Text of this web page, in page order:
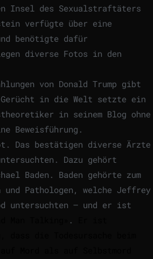
Insel des Sexualstraftäters
verfügte über eine
benötigte dafür
diverse Fotos in den
von Donald Trump gibt
Gerücht in die Welt setzte ein
in seinem Blog ohne
Beweisführung.
Das bestätigen diverse Ärzte
Dazu gehört
Baden. Baden gehörte zum
und Pathologen, welche Jeffrey
untersuchten – und er ist
.